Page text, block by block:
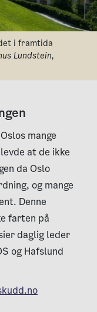
i framtida
Lundstein,
mange
at de ikke
da Oslo
og mange
Denne
farten på
daglig leder
og Hafslund